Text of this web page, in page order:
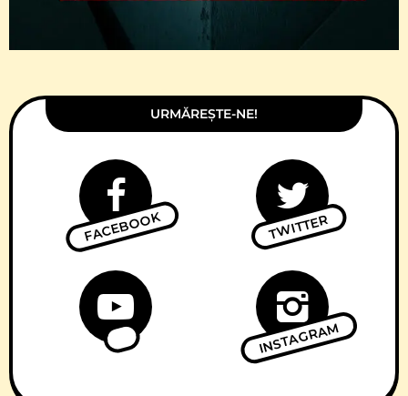
URMĂREȘTE-NE!
FACEBOOK TWITTER
INSTAGRAM